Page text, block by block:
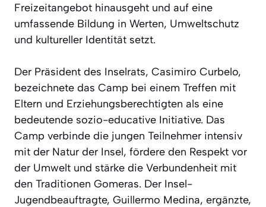
Freizeitangebot hinausgeht und auf eine
umfassende Bildung in Werten, Umweltschutz
und kultureller Identität setzt.
Der Präsident des Inselrats, Casimiro Curbelo,
bezeichnete das Camp bei einem Treffen mit
Eltern und Erziehungsberechtigten als eine
bedeutende sozio-educative Initiative. Das
Camp verbinde die jungen Teilnehmer intensiv
mit der Natur der Insel, fördere den Respekt vor
der Umwelt und stärke die Verbundenheit mit
den Traditionen Gomeras. Der Insel-
Jugendbeauftragte, Guillermo Medina, ergänzte,